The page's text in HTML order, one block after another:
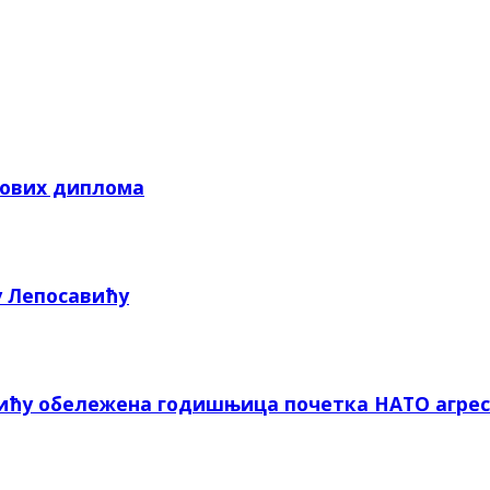
диплома
обележена годишњица почетка НАТО